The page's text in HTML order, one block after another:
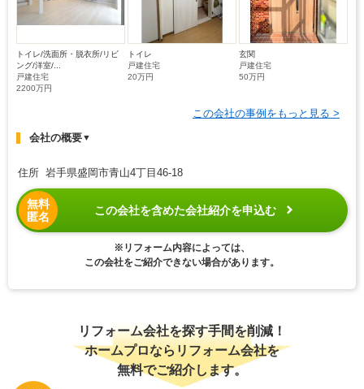
トイレ/洗面所・脱衣所/リビ
ング/洋室/...
戸建住宅
2200万円
トイレ
戸建住宅
20万円
玄関
戸建住宅
50万円
この会社の事例をもっと見る >
会社の概要▼
住所 岩手県盛岡市青山4丁目46-18
無料
匿名
この会社を含めた会社紹介を申込む
※リフォーム内容によっては、
この会社をご紹介できない場合があります。
リフォーム会社を探す手間を削減！
ホームプロならリフォーム会社を
無料でご紹介します。